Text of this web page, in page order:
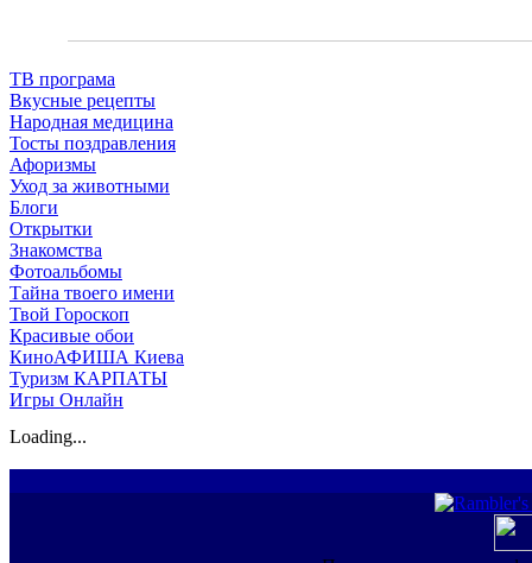
ТВ програма
Вкусные рецепты
Народная медицина
Тосты поздравления
Афоризмы
Уход за животными
Блоги
Открытки
Знакомства
Фотоальбомы
Тайна твоего имени
Твой Гороскоп
Красивые обои
КиноАФИША Киева
Туризм КАРПАТЫ
Игры Онлайн
Loading...